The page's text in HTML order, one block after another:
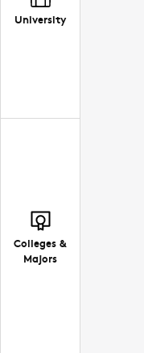
University
Colleges &
Majors